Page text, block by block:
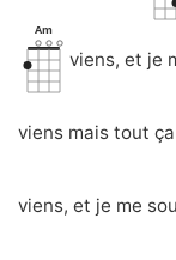
Am
viens, et je
viens mais tout
viens, et je me sou